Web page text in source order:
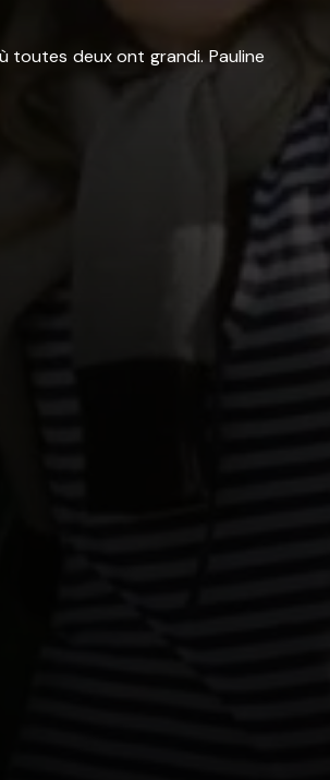
toutes deux ont grandi. Pauline